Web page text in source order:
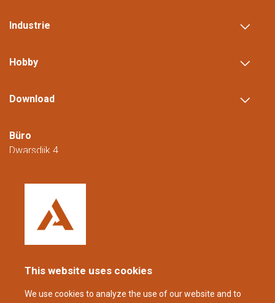
This website uses cookies
We use cookies to analyze the use of our website and to
Industrie
Hobby
Download
Büro
Dwarsdijk 4
Niederlande
+31 (0)88 23 42 200
08:00 bis 16:00 Uhr (CET/CEST).
coppens@alltech.com